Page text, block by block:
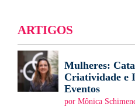
ARTIGOS
Mulheres:
Criatividade e
Eventos
por Mônica